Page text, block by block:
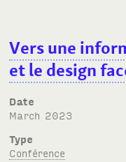
Vers une
et le design
Date
March 2023
Type
Conférence